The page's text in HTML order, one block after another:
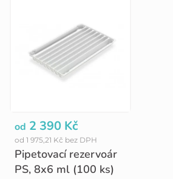
Pipetovací rezervoár
PS, 8x6 ml (100 ks)
od 1 975,21 Kč bez DPH
od 2 390 Kč